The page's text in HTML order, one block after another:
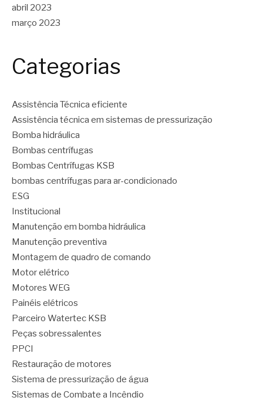
abril 2023
março 2023
Categorias
Assistência Técnica eficiente
Assistência técnica em sistemas de pressurização
Bomba hidráulica
Bombas centrífugas
Bombas Centrífugas KSB
bombas centrífugas para ar-condicionado
ESG
Institucional
Manutenção em bomba hidráulica
Manutenção preventiva
Montagem de quadro de comando
Motor elétrico
Motores WEG
Painéis elétricos
Parceiro Watertec KSB
Peças sobressalentes
PPCI
Restauração de motores
Sistema de pressurização de água
Sistemas de Combate a Incêndio